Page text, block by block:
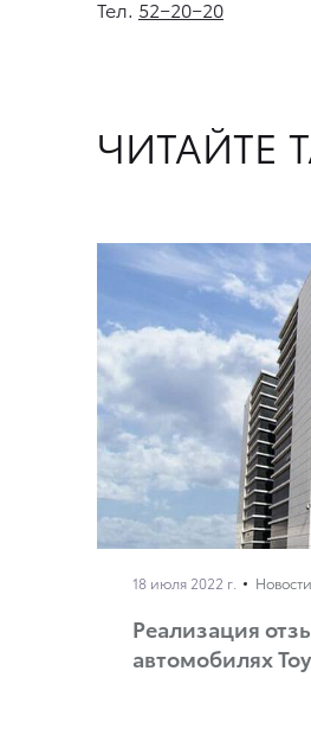
Тел. 52−20−20
ЧИТАЙТЕ
18 июля 2022 г.
Реализация
автомобилях